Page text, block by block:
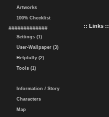
Artworks
100% Checklist
#############
Settings (1)
User-Wallpaper (3)
Helpfully (2)
Tools (1)
Information / Story
Characters
Map
:: Links ::